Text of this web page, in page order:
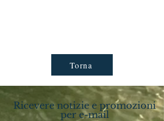
Torna
Ricevere notizie e promozioni
per e-mail